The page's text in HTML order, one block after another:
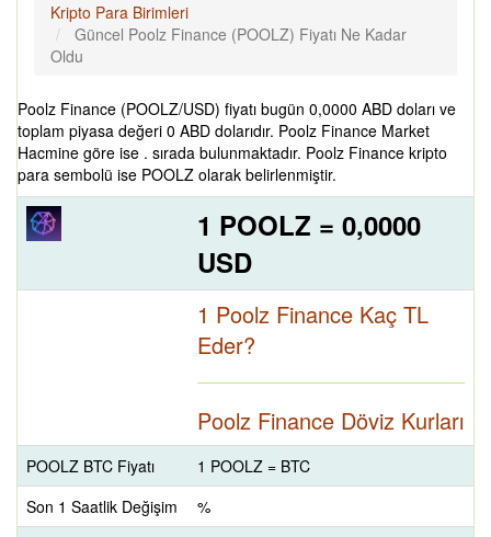
Kripto Para Birimleri
Güncel Poolz Finance (POOLZ) Fiyatı Ne Kadar
Oldu
Poolz Finance (POOLZ/USD) fiyatı bugün 0,0000 ABD doları ve
toplam piyasa değeri 0 ABD dolarıdır. Poolz Finance Market
Hacmine göre ise . sırada bulunmaktadır. Poolz Finance kripto
para sembolü ise POOLZ olarak belirlenmiştir.
1 POOLZ = 0,0000
USD
1 Poolz Finance Kaç TL
Eder?
Poolz Finance Döviz Kurları
POOLZ BTC Fiyatı
1 POOLZ = BTC
Son 1 Saatlik Değişim
%